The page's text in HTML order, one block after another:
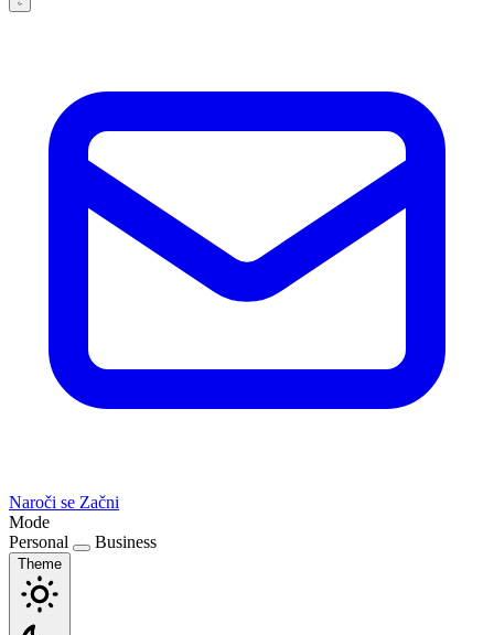
Naroči se Začni
Mode
Personal
Business
Theme